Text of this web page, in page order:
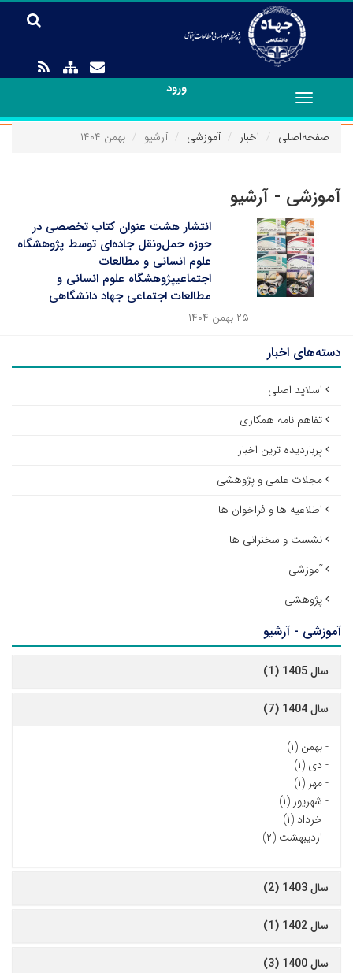
ورود
Toggle
navigation
صفحه‌اصلی
اخبار آموزشی آرشیو بهمن ۱۴۰۴
آموزشی - آرشیو
انتشار هشت عنوان کتاب تخصصی در
حوزه حمل‌ونقل جاده‌ای توسط پژوهشگاه
علوم انسانی و مطالعات
اجتماعیپژوهشگاه علوم انسانی و
مطالعات اجتماعی جهاد دانشگاهی
۲۵ بهمن ۱۴۰۴
دسته‌های اخبار
اسلاید اصلی
تفاهم نامه همکاری
پربازدیده ترین اخبار
مجلات علمی و پژوهشی
اطلاعیه ها و فراخوان ها
نشست و سخنرانی ها
آموزشی
پژوهشی
آموزشی - آرشیو
سال 1405 (1)
سال 1404 (7)
-بهمن (۱)
- دی (۱)
-مهر (۱)
- شهریور (۱)
- خرداد (۱)
- اردیبهشت (۲)
سال 1403 (2)
سال 1402 (1)
سال 1400 (3)